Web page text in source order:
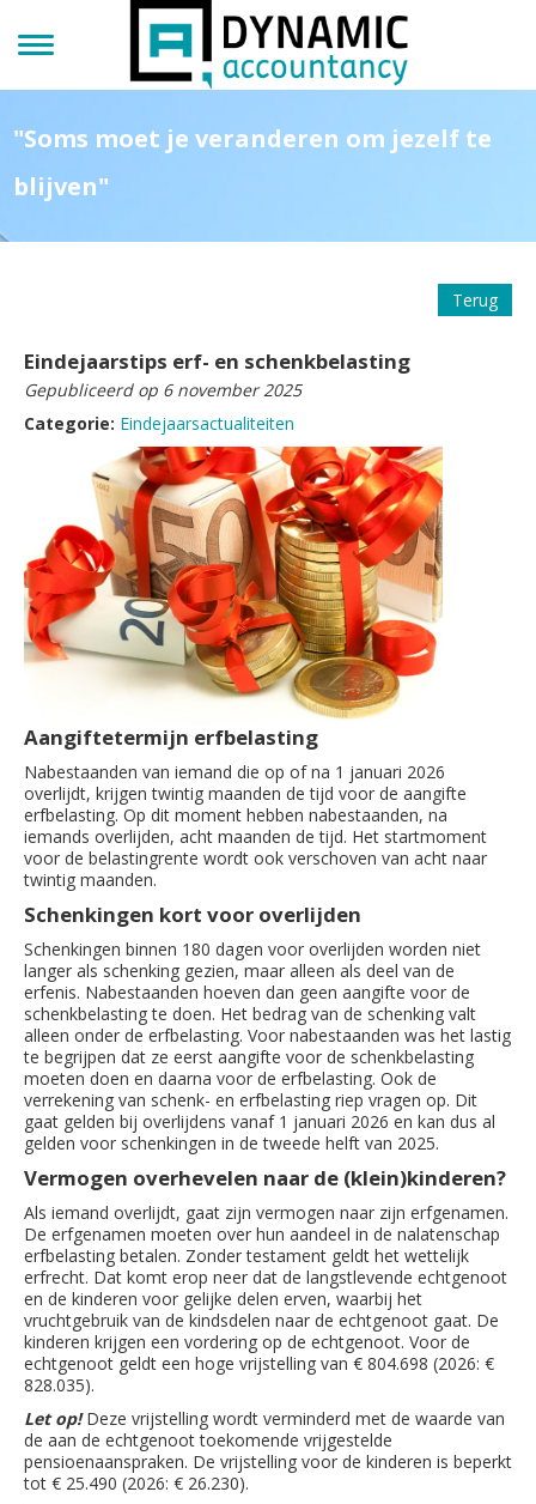
"Soms moet je veranderen om jezelf te
blijven"
Terug
Eindejaarstips erf- en schenkbelasting
Gepubliceerd op 6 november 2025
Categorie: Eindejaarsactualiteiten
Aangiftetermijn erfbelasting
Nabestaanden van iemand die op of na 1 januari 2026
overlijdt, krijgen twintig maanden de tijd voor de aangifte
erfbelasting. Op dit moment hebben nabestaanden, na
iemands overlijden, acht maanden de tijd. Het startmoment
voor de belastingrente wordt ook verschoven van acht naar
twintig maanden.
Schenkingen kort voor overlijden
Schenkingen binnen 180 dagen voor overlijden worden niet
langer als schenking gezien, maar alleen als deel van de
erfenis. Nabestaanden hoeven dan geen aangifte voor de
schenkbelasting te doen. Het bedrag van de schenking valt
alleen onder de erfbelasting. Voor nabestaanden was het lastig
te begrijpen dat ze eerst aangifte voor de schenkbelasting
moeten doen en daarna voor de erfbelasting. Ook de
verrekening van schenk- en erfbelasting riep vragen op. Dit
gaat gelden bij overlijdens vanaf 1 januari 2026 en kan dus al
gelden voor schenkingen in de tweede helft van 2025.
Vermogen overhevelen naar de (klein)kinderen?
Als iemand overlijdt, gaat zijn vermogen naar zijn erfgenamen.
De erfgenamen moeten over hun aandeel in de nalatenschap
erfbelasting betalen. Zonder testament geldt het wettelijk
erfrecht. Dat komt erop neer dat de langstlevende echtgenoot
en de kinderen voor gelijke delen erven, waarbij het
vruchtgebruik van de kindsdelen naar de echtgenoot gaat. De
kinderen krijgen een vordering op de echtgenoot. Voor de
echtgenoot geldt een hoge vrijstelling van € 804.698 (2026: €
828.035).
Let op!Deze vrijstelling wordt verminderd met de waarde van
de aan de echtgenoot toekomende vrijgestelde
pensioenaanspraken. De vrijstelling voor de kinderen is beperkt
tot € 25.490 (2026: € 26.230).